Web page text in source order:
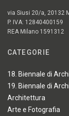
via Siusi 20/a, 20132
P. IVA: 12840400159
REA Milano 1591312
CATEGORIE
18. Biennale di
19. Biennale di
Architettura
Arte e Fotografia